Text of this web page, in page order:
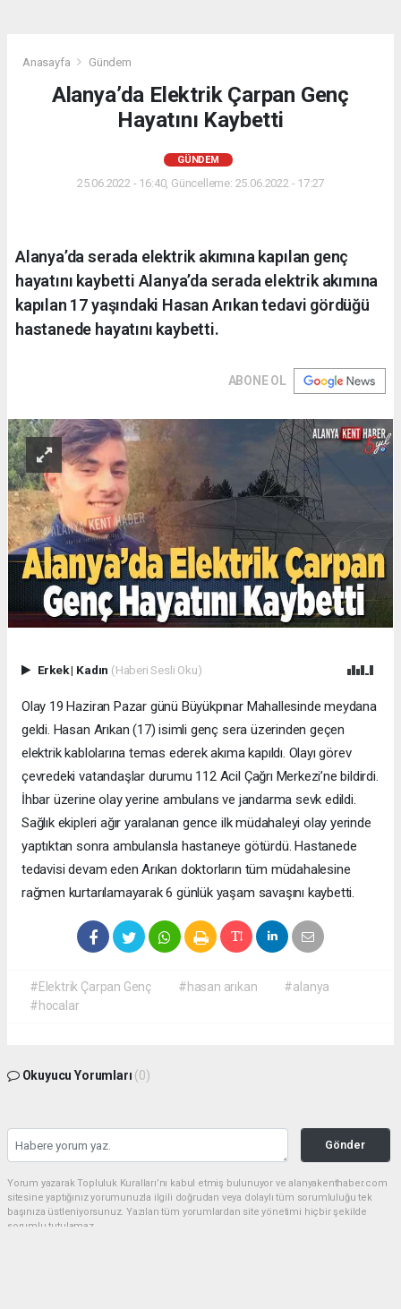
Anasayfa Gündem
Alanya’da Elektrik Çarpan Genç
Hayatını Kaybetti
GÜNDEM
25.06.2022 - 16:40, Güncelleme: 25.06.2022 - 17:27
Alanya’da serada elektrik akımına kapılan genç
hayatını kaybetti Alanya’da serada elektrik akımına
kapılan 17 yaşındaki Hasan Arıkan tedavi gördüğü
hastanede hayatını kaybetti.
ABONE OL
Erkek| Kadın (Haberi Sesli Oku)
Olay 19 Haziran Pazar günü Büyükpınar Mahallesinde meydana
geldi. Hasan Arıkan (17) isimli genç sera üzerinden geçen
elektrik kablolarına temas ederek akıma kapıldı. Olayı görev
çevredeki vatandaşlar durumu 112 Acil Çağrı Merkezi’ne bildirdi.
İhbar üzerine olay yerine ambulans ve jandarma sevk edildi.
Sağlık ekipleri ağır yaralanan gence ilk müdahaleyi olay yerinde
yaptıktan sonra ambulansla hastaneye götürdü. Hastanede
tedavisi devam eden Arıkan doktorların tüm müdahalesine
rağmen kurtarılamayarak 6 günlük yaşam savaşını kaybetti.
#Elektrik Çarpan Genç #hasan arıkan
#alanya
#hocalar
Okuyucu Yorumları (0)
Gönder
Yorum yazarak Topluluk Kuralları’nı kabul etmiş bulunuyor ve alanyakenthaber.com
sitesine yaptığınız yorumunuzla ilgili doğrudan veya dolaylı tüm sorumluluğu tek
başınıza üstleniyorsunuz. Yazılan tüm yorumlardan site yönetimi hiçbir şekilde
sorumlu tutulamaz.